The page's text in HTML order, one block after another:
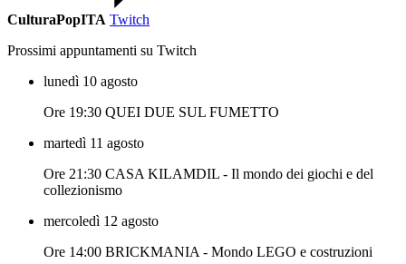
CulturaPopITA Twitch
Prossimi appuntamenti su Twitch
lunedì 10 agosto
Ore 19:30 QUEI DUE SUL FUMETTO
martedì 11 agosto
Ore 21:30 CASA KILAMDIL - Il mondo dei giochi e del
collezionismo
mercoledì 12 agosto
Ore 14:00 BRICKMANIA - Mondo LEGO e costruzioni